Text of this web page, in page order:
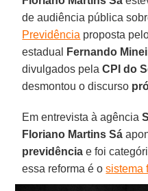
de audiência pública
Previdência proposta
estadual
Fernando
divulgados pelaCPI do
desmontou o discurso
Em entrevista à agência
Floriano Martins Sá
previdência e foi
essa reforma é osistema